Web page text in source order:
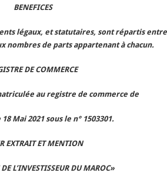
BENEFICES
légaux, et statutaires, sont répartis entre
nombres de parts appartenant à chacun.
DE COMMERCE
au registre de commerce de
Mai 2021 sous le n° 1503301.
EXTRAIT ET MENTION
L’INVESTISSEUR DU MAROC»